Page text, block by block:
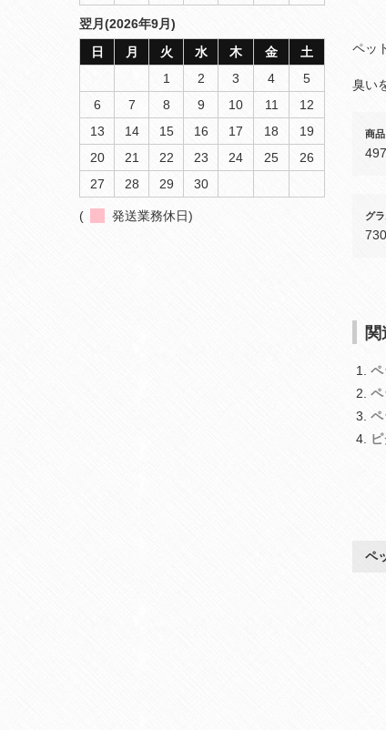
ペッ
臭い
商
グ
関
ペ
ペ
ペ
ペ
翌月(2026年9月)
日
月 火 水 木 金
土
1
2 3 4
5
6
7 8 9 10 11
12
13
14 15 16 17 18
19
20
21 22 23 24 25
26
27
28 29 30
( 発送業務休日)